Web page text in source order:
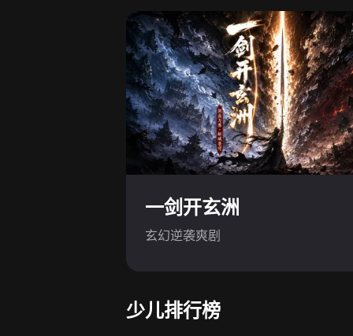
一剑开玄洲
玄幻逆袭爽剧
少儿排行榜